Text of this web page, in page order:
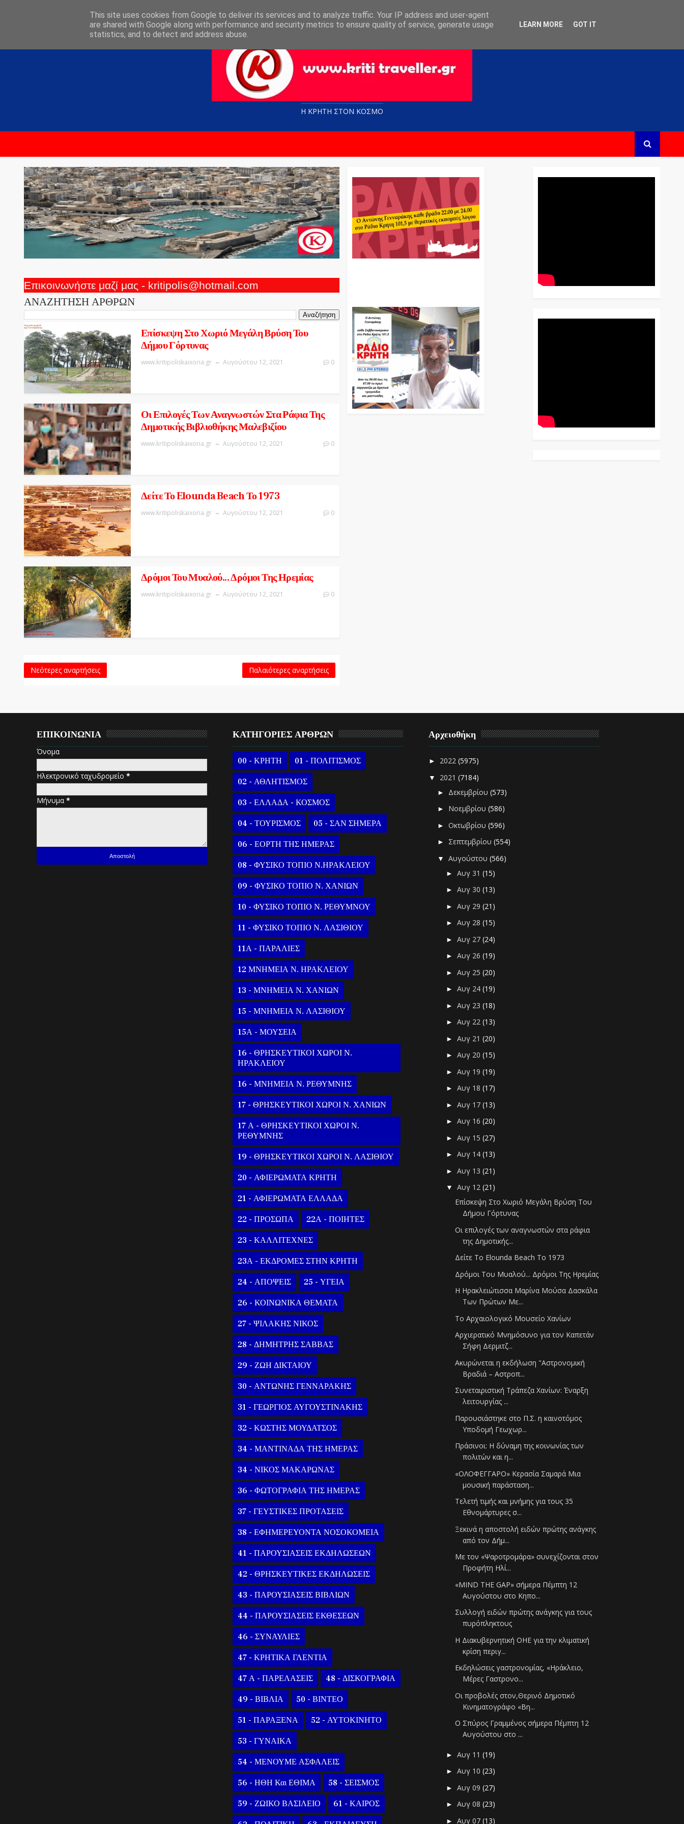
Η ΚΡΗΤΗ ΣΤΟN KOΣΜΟ
Επικοινωνήστε μαζί μας - kritipolis@hotmail.com
ΑΝΑΖΗΤΗΣΗ ΑΡΘΡΩΝ
Επίσκεψη Στο Χωριό Μεγάλη Βρύση Του
Δήμου Γόρτυνας
www.kritipoliskaixoria.gr Αυγούστου 12, 2021 0
Οι Επιλογές Των Αναγνωστών Στα Ράφια Της
Δημοτικής Βιβλιοθήκης Μαλεβιζίου
www.kritipoliskaixoria.gr Αυγούστου 12, 2021 0
Δείτε Το Elounda Beach Το 1973
www.kritipoliskaixoria.gr Αυγούστου 12, 2021 0
Δρόμοι Του Μυαλού... Δρόμοι Της Ηρεμίας
www.kritipoliskaixoria.gr Αυγούστου 12, 2021 0
Νεότερες αναρτήσεις Παλαιότερες αναρτήσεις
ΕΠΙΚΟΙΝΩΝΙΑ
Όνομα
Ηλεκτρονικό ταχυδρομείο *
Μήνυμα *
ΚΑΤΗΓΟΡΙΕΣ ΑΡΘΡΩΝ
00 - ΚΡΗΤΗ 01 - ΠΟΛΙΤΙΣΜΟΣ
02 - ΑΘΛΗΤΙΣΜΟΣ
03 - ΕΛΛΑΔΑ - ΚΟΣΜΟΣ
04 - ΤΟΥΡΙΣΜΟΣ 05 - ΣΑΝ ΣΗΜΕΡΑ
06 - ΕΟΡΤΗ ΤΗΣ ΗΜΕΡΑΣ
08 - ΦΥΣΙΚΟ ΤΟΠΙΟ Ν.ΗΡΑΚΛΕΙΟΥ
09 - ΦΥΣΙΚΟ ΤΟΠΙΟ Ν. ΧΑΝΙΩΝ
10 - ΦΥΣΙΚΟ ΤΟΠΙΟ Ν. ΡΕΘΥΜΝΟΥ
11 - ΦΥΣΙΚΟ ΤΟΠΙΟ Ν. ΛΑΣΙΘΙΟΥ
11Α - ΠΑΡΑΛΙΕΣ
12 ΜΝΗΜΕΙΑ Ν. ΗΡΑΚΛΕΙΟΥ
13 - ΜΝΗΜΕΙΑ Ν. ΧΑΝΙΩΝ
15 - ΜΝΗΜΕΙΑ Ν. ΛΑΣΙΘΙΟΥ
15Α - ΜΟΥΣΕΙΑ
16 - ΘΡΗΣΚΕΥΤΙΚΟΙ ΧΩΡΟΙ Ν.
ΗΡΑΚΛΕΙΟΥ
16 - ΜΝΗΜΕΙΑ Ν. ΡΕΘΥΜΝΗΣ
17 - ΘΡΗΣΚΕΥΤΙΚΟΙ ΧΩΡΟΙ Ν. ΧΑΝΙΩΝ
17 Α - ΘΡΗΣΚΕΥΤΙΚΟΙ ΧΩΡΟΙ Ν.
ΡΕΘΥΜΝΗΣ
19 - ΘΡΗΣΚΕΥΤΙΚΟΙ ΧΩΡΟΙ Ν. ΛΑΣΙΘΙΟΥ
20 - ΑΦΙΕΡΩΜΑΤΑ ΚΡΗΤΗ
21 - ΑΦΙΕΡΩΜΑΤΑ ΕΛΛΑΔΑ
22 - ΠΡΟΣΩΠΑ 22Α - ΠΟΙΗΤΕΣ
23 - ΚΑΛΛΙΤΕΧΝΕΣ
23Α - ΕΚΔΡΟΜΕΣ ΣΤΗΝ ΚΡΗΤΗ
24 - ΑΠΟΨΕΙΣ 25 - ΥΓΕΙΑ
26 - ΚΟΙΝΩΝΙΚΑ ΘΕΜΑΤΑ
27 - ΨΙΛΑΚΗΣ ΝΙΚΟΣ
28 - ΔΗΜΗΤΡΗΣ ΣΑΒΒΑΣ
29 - ΖΩΗ ΔΙΚΤΑΙΟΥ
30 - ΑΝΤΩΝΗΣ ΓΕΝΝΑΡΑΚΗΣ
31 - ΓΕΩΡΓΙΟΣ ΑΥΓΟΥΣΤΙΝΑΚΗΣ
32 - ΚΩΣΤΗΣ ΜΟΥΔΑΤΣΟΣ
34 - ΜΑΝΤΙΝΑΔΑ ΤΗΣ ΗΜΕΡΑΣ
34 - ΝΙΚΟΣ ΜΑΚΑΡΩΝΑΣ
36 - ΦΩΤΟΓΡΑΦΙΑ ΤΗΣ ΗΜΕΡΑΣ
37 - ΓΕΥΣΤΙΚΕΣ ΠΡΟΤΑΣΕΙΣ
38 - ΕΦΗΜΕΡΕΥΟΝΤΑ ΝΟΣΟΚΟΜΕΙΑ
41 - ΠΑΡΟΥΣΙΑΣΕΙΣ ΕΚΔΗΛΩΣΕΩΝ
42 - ΘΡΗΣΚΕΥΤΙΚΕΣ ΕΚΔΗΛΩΣΕΙΣ
43 - ΠΑΡΟΥΣΙΑΣΕΙΣ ΒΙΒΛΙΩΝ
44 - ΠΑΡΟΥΣΙΑΣΕΙΣ ΕΚΘΕΣΕΩΝ
46 - ΣΥΝΑΥΛΙΕΣ
47 - ΚΡΗΤΙΚΑ ΓΛΕΝΤΙΑ
47 Α - ΠΑΡΕΛΑΣΕΙΣ 48 - ΔΙΣΚΟΓΡΑΦΙΑ
49 - ΒΙΒΛΙΑ 50 - ΒΙΝΤΕΟ
51 - ΠΑΡΑΞΕΝΑ 52 - ΑΥΤΟΚΙΝΗΤΟ
53 - ΓΥΝΑΙΚΑ
54 - ΜΕΝΟΥΜΕ ΑΣΦΑΛΕΙΣ
56 - ΗΘΗ Και ΕΘΙΜΑ 58 - ΣΕΙΣΜΟΣ
59 - ΖΩΙΚΟ ΒΑΣΙΛΕΙΟ 61 - ΚΑΙΡΟΣ
Αρχειοθήκη
► 2022 (5975)
▼ 2021 (7184)
► Δεκεμβρίου (573)
► Νοεμβρίου (586)
► Οκτωβρίου (596)
► Σεπτεμβρίου (554)
▼ Αυγούστου (566)
► Αυγ 31 (15)
► Αυγ 30 (13)
► Αυγ 29 (21)
► Αυγ 28 (15)
► Αυγ 27 (24)
► Αυγ 26 (19)
► Αυγ 25 (20)
► Αυγ 24 (19)
► Αυγ 23 (18)
► Αυγ 22 (13)
► Αυγ 21 (20)
► Αυγ 20 (15)
► Αυγ 19 (19)
► Αυγ 18 (17)
► Αυγ 17 (13)
► Αυγ 16 (20)
► Αυγ 15 (27)
► Αυγ 14 (13)
► Αυγ 13 (21)
▼ Αυγ 12 (21)
Επίσκεψη Στο Χωριό Μεγάλη Βρύση Του
Δήμου Γόρτυνας
Οι επιλογές των αναγνωστών στα ράφια
της Δημοτικής...
Δείτε Το Elounda Beach Το 1973
Δρόμοι Του Μυαλού... Δρόμοι Της Ηρεμίας
Η Ηρακλειώτισσα Μαρίνα Μούσα Δασκάλα
Των Πρώτων Με...
Το Αρχαιολογικό Μουσείο Χανίων
Αρχιερατικό Μνημόσυνο για τον Καπετάν
Σήφη Δερμιτζ...
Ακυρώνεται η εκδήλωση "Αστρονομική
Βραδιά – Αστροπ...
Συνεταιριστική Τράπεζα Χανίων: Έναρξη
λειτουργίας ...
Παρουσιάστηκε στο Π.Σ. η καινοτόμος
Υποδομή Γεωχωρ...
Πράσινοι: Η δύναμη της κοινωνίας των
πολιτών και η...
«ΟΛΟΦΕΓΓΑΡΟ» Κερασία Σαμαρά Μια
μουσική παράσταση...
Τελετή τιμής και μνήμης για τους 35
Εθνομάρτυρες σ...
Ξεκινά η αποστολή ειδών πρώτης ανάγκης
από τον Δήμ...
Με τον «Ψαροτρομάρα» συνεχίζονται στον
Προφήτη Ηλί...
«MIND THE GAP» σήμερα Πέμπτη 12
Αυγούστου στο Κηπο...
Συλλογή ειδών πρώτης ανάγκης για τους
πυρόπληκτους
Η Διακυβερνητική ΟΗΕ για την κλιματική
κρίση περιγ...
Eκδηλώσεις γαστρονομίας, «Ηράκλειο,
Μέρες Γαστρονο...
Οι προβολές στον,Θερινό Δημοτικό
Κινηματογράφο «Βη...
Ο Σπύρος Γραμμένος σήμερα Πέμπτη 12
Αυγούστου στο ...
► Αυγ 11 (19)
► Αυγ 10 (23)
► Αυγ 09 (27)
► Αυγ 08 (23)
► Αυγ 07 (13)
This site uses cookies from Google to deliver its services and to analyze traffic. Your IP address and user-agent
are shared with Google along with performance and security metrics to ensure quality of service, generate usage
statistics, and to detect and address abuse.
LEARN MORE GOT IT